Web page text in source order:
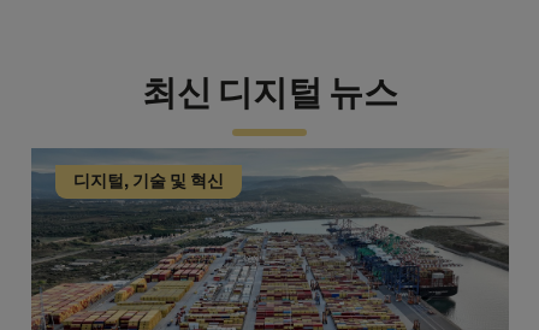
최신 디지털 뉴스
디지털, 기술 및 혁신